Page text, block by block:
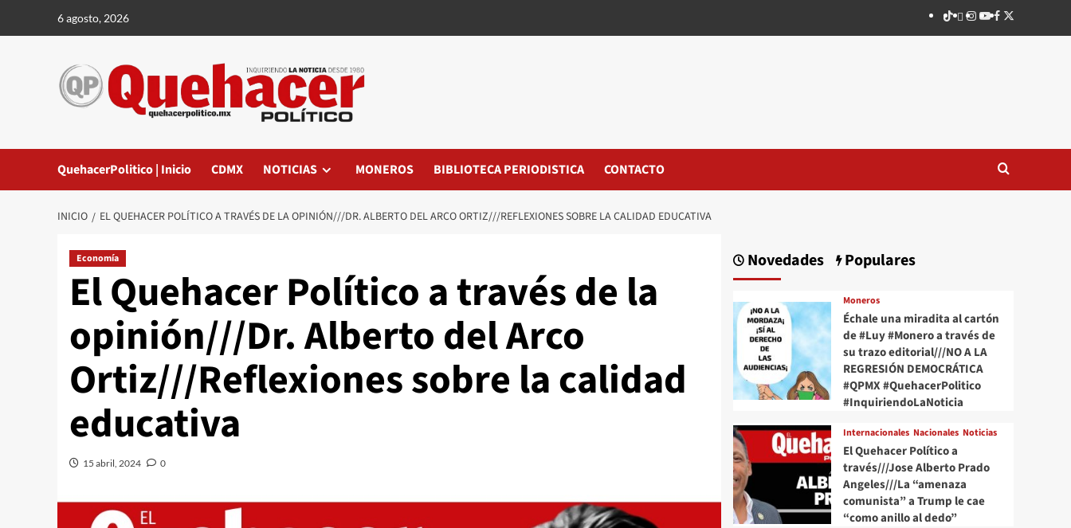
6 agosto, 2026 TikTok
threads
Instagram
Youtube
Facebook
X
QuehacerPolitico | Inicio CDMX NOTICIAS MONEROS BIBLIOTECA PERIODISTICA CONTACTO
INICIO EL QUEHACER POLÍTICO A TRAVÉS DE LA OPINIÓN///DR. ALBERTO DEL ARCO ORTIZ///REFLEXIONES SOBRE LA CALIDAD EDUCATIVA
Economía
El Quehacer Político a través de la
opinión///Dr. Alberto del Arco
Ortiz///Reflexiones sobre la calidad
educativa
15 abril, 2024 0
Novedades Populares
Moneros
Échale una miradita al cartón
de #Luy #Monero a través de
su trazo editorial///NO A LA
REGRESIÓN DEMOCRÁTICA
#QPMX #QuehacerPolitico
#InquiriendoLaNoticia
Internacionales Nacionales Noticias
El Quehacer Político a
través///Jose Alberto Prado
Angeles///La “amenaza
comunista” a Trump le cae
“como anillo al dedo”